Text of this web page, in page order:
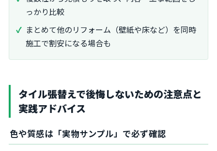
っかり比較
まとめて他のリフォーム（壁紙や床など）を同時
施工で割安になる場合も
タイル張替えで後悔しないための注意点と
実践アドバイス
色や質感は「実物サンプル」で必ず確認